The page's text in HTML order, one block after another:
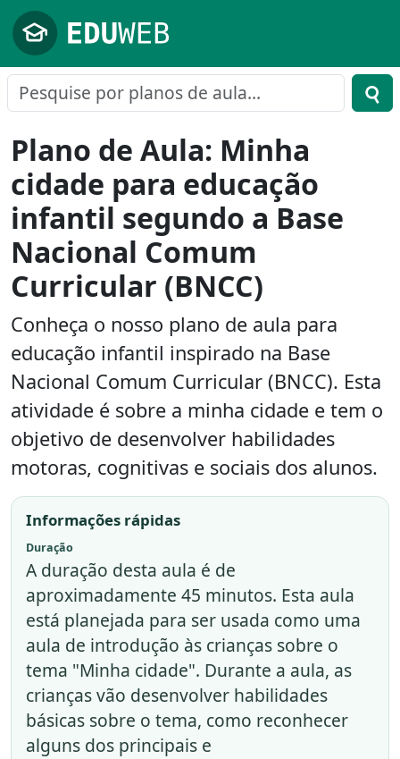
Pular para o conteúdo principal
Plano de Aula: Minha
cidade para educação
infantil segundo a Base
Nacional Comum
Curricular (BNCC)
Conheça o nosso plano de aula para
educação infantil inspirado na Base
Nacional Comum Curricular (BNCC). Esta
atividade é sobre a minha cidade e tem o
objetivo de desenvolver habilidades
motoras, cognitivas e sociais dos alunos.
Informações rápidas
Duração
A duração desta aula é de
aproximadamente 45 minutos. Esta aula
está planejada para ser usada como uma
aula de introdução às crianças sobre o
tema "Minha cidade". Durante a aula, as
crianças vão desenvolver habilidades
básicas sobre o tema, como reconhecer
alguns dos principais e